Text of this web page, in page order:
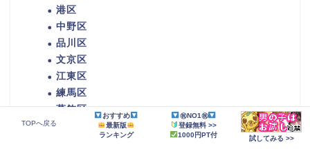
港区
中野区
品川区
文京区
江東区
練馬区
葛飾区
TOPへ戻る
おすすめ
最新版
ランキング
㊗NO1㊗
登録無料 >>
1000円PT付
試してみる >>